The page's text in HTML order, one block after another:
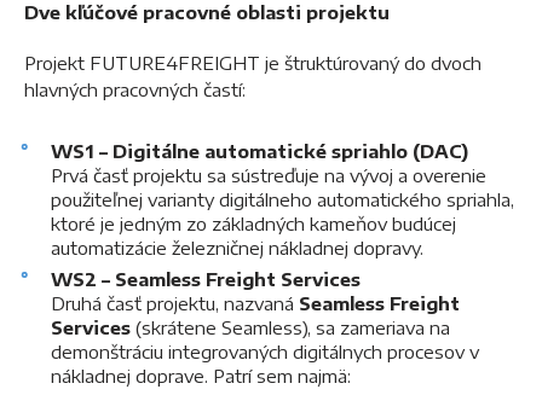
Dve kľúčové pracovné oblasti projektu
Projekt FUTURE4FREIGHT je štruktúrovaný do dvoch
hlavných pracovných častí:
WS1 – Digitálne automatické spriahlo (DAC)
Prvá časť projektu sa sústreďuje na vývoj a overenie
použiteľnej varianty digitálneho automatického spriahla,
ktoré je jedným zo základných kameňov budúcej
automatizácie železničnej nákladnej dopravy.
WS2 – Seamless Freight Services
Druhá časť projektu, nazvaná Seamless Freight
Services (skrátene Seamless), sa zameriava na
demonštráciu integrovaných digitálnych procesov v
nákladnej doprave. Patrí sem najmä: